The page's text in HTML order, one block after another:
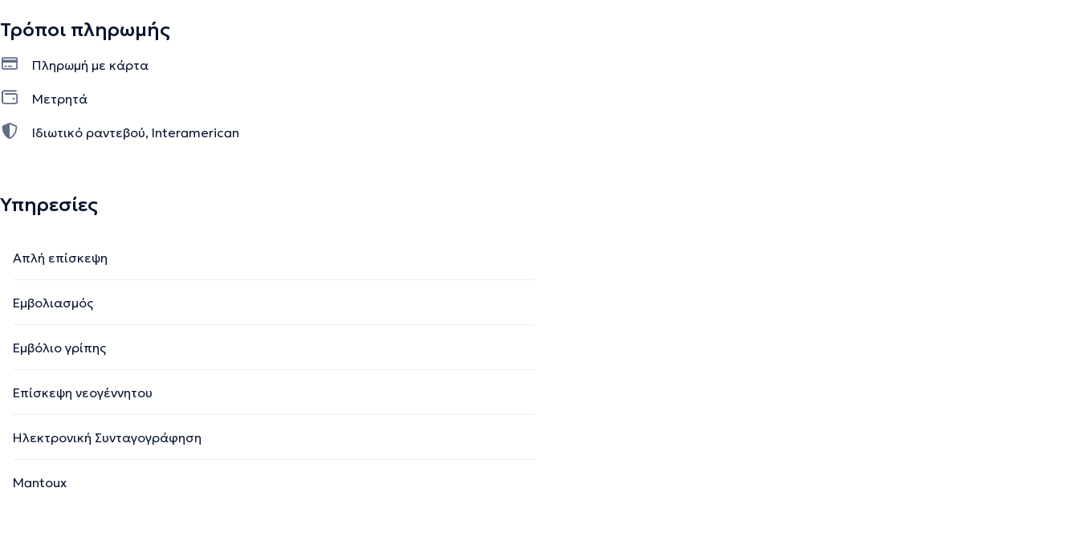
Τρόποι πληρωμής
Πληρωμή με κάρτα
Μετρητά
Ιδιωτικό ραντεβού, Interamerican
Υπηρεσίες
Απλή επίσκεψη
Εμβολιασμός
Εμβόλιο γρίπης
Επίσκεψη νεογέννητου
Ηλεκτρονική Συνταγογράφηση
Mantoux